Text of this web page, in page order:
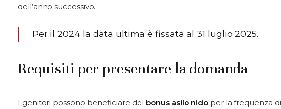
dell’anno successivo.
Per il 2024 la data ultima è fissata al 31 luglio 2025.
Requisiti per presentare la domanda
I genitori possono beneficiare del bonus asilo nido per la frequenza di